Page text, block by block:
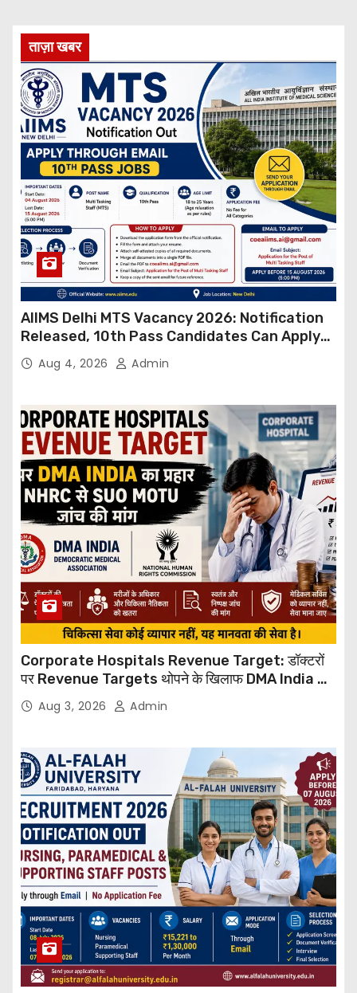
ताज़ा खबर
AIIMS Delhi MTS Vacancy 2026: Notification
Released, 10th Pass Candidates Can Apply
Through Email
Aug 4, 2026 Admin
Corporate Hospitals Revenue Target: डॉक्टरों
पर Revenue Targets थोपने के खिलाफ DMA India का
बड़ा कदम, NHRC से Suo Motu जांच की मांग
Aug 3, 2026 Admin